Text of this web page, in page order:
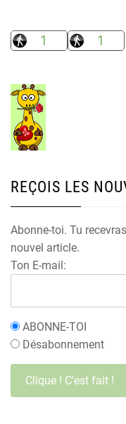
REÇOIS LES
Abonne-toi. Tu
nouvel article.
Ton E-mail:
ABONNE-TOI
Désabonnement